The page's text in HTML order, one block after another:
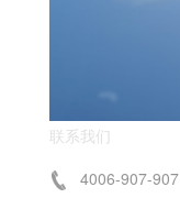
联系我们
4006-907-907